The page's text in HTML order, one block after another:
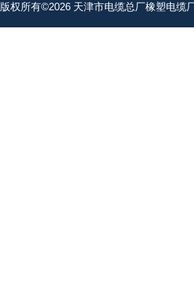
版权所有©2026 天津市电缆总厂橡塑电缆